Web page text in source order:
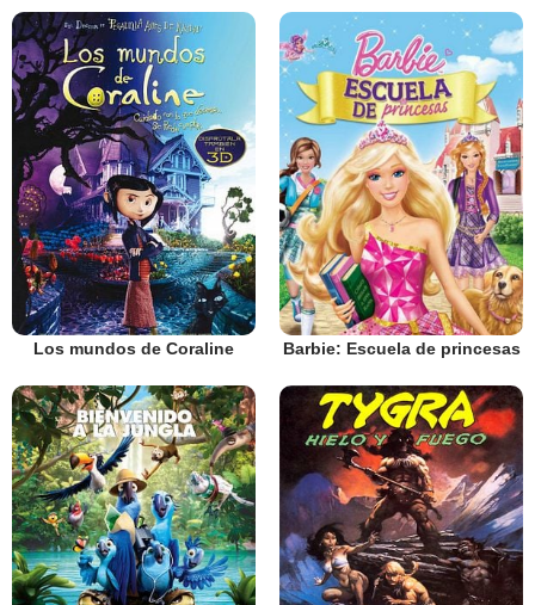
Los mundos de Coraline Barbie: Escuela de princesas